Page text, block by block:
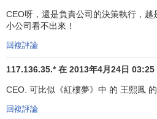
CEO呀，還是負責公司的決策執行，越
小公司看不出來！
回複評論
117.136.35.* 在 2013年4月24日 03:25
CEO. 可比似《紅樓夢》中 的 王熙鳳 的
回複評論